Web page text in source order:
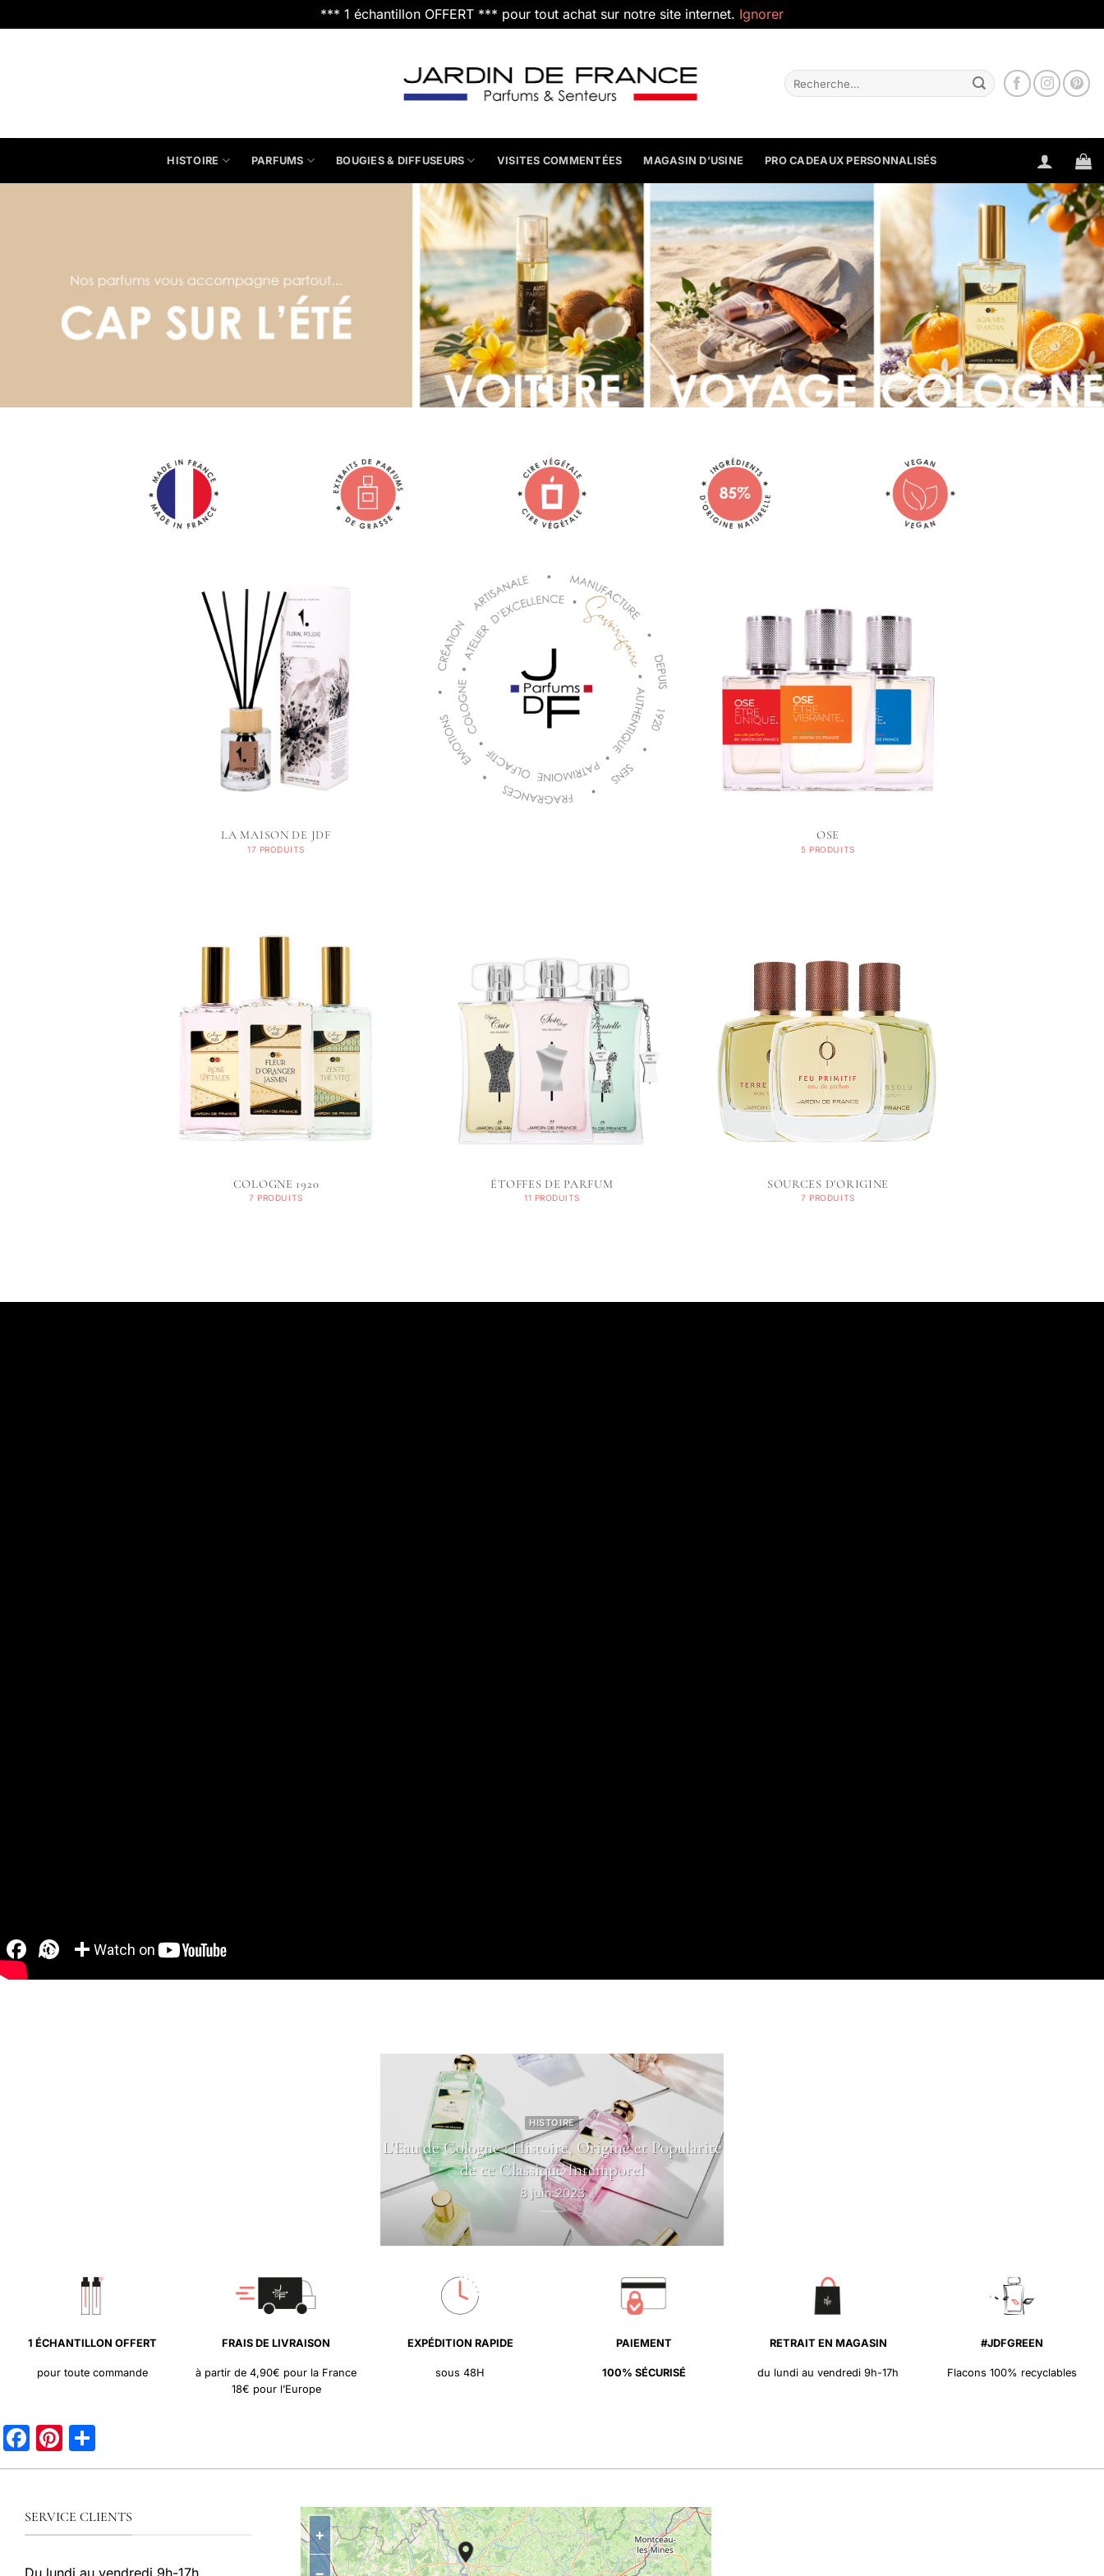
*** 1 échantillon OFFERT *** pour tout achat sur notre site internet. Ignorer
Recherche
pour :
HISTOIRE PARFUMS BOUGIES & DIFFUSEURS VISITES COMMENTÉES MAGASIN D’USINE PRO CADEAUX PERSONNALISÉS
LA MAISON DE JDF
17 PRODUITS
OSE
5 PRODUITS
COLOGNE 1920
7 PRODUITS
ÉTOFFES DE PARFUM
11 PRODUITS
SOURCES D'ORIGINE
7 PRODUITS
Facebook
Pinterest
Partager
HISTOIRE
L’Eau de Cologne : Histoire, Origine et Popularité
de ce Classique Intemporel
8 juin 2023
1 ÉCHANTILLON OFFERT
pour toute commande
FRAIS DE LIVRAISON
à partir de 4,90€ pour la France
18€ pour l’Europe
EXPÉDITION RAPIDE
sous 48H
PAIEMENT
100% SÉCURISÉ
RETRAIT EN MAGASIN
du lundi au vendredi 9h-17h
#JDFGREEN
Flacons 100% recyclables
Facebook
Pinterest
SERVICE CLIENTS
Du lundi au vendredi 9h-17h
+